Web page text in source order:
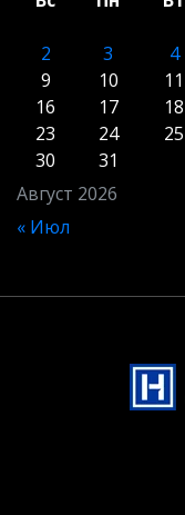
Август 2026
2
3 4
9
10 11
16
17 18
23
24 25
30
31
« Июл